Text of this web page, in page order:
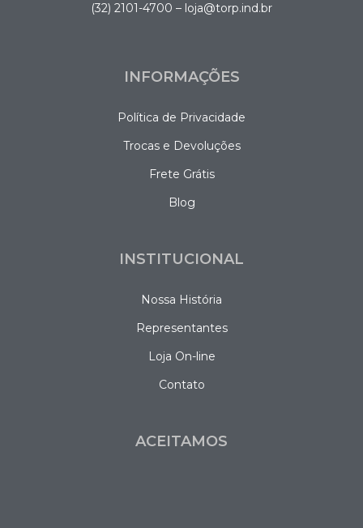
(32) 2101-4700 – loja@torp.ind.br
INFORMAÇÕES
Política de Privacidade
Trocas e Devoluções
Frete Grátis
Blog
INSTITUCIONAL
Nossa História
Representantes
Loja On-line
Contato
ACEITAMOS